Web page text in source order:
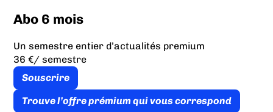
Abo 6 mois
Un semestre entier d’actualités premium
36 €/ semestre
Souscrire
Trouve l’offre prémium qui vous correspond